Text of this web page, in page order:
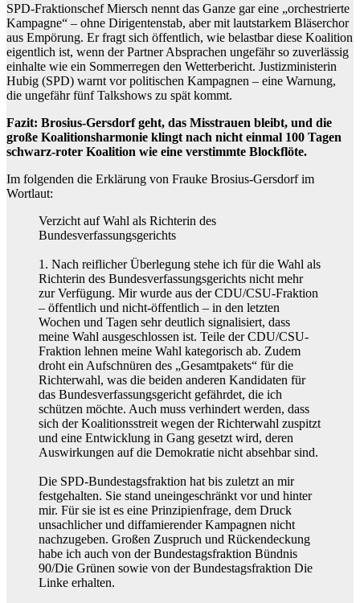
SPD-Fraktionschef Miersch nennt das Ganze gar eine „orchestrierte
Kampagne“ – ohne Dirigentenstab, aber mit lautstarkem Bläserchor
aus Empörung. Er fragt sich öffentlich, wie belastbar diese Koalition
eigentlich ist, wenn der Partner Absprachen ungefähr so zuverlässig
einhalte wie ein Sommerregen den Wetterbericht. Justizministerin
Hubig (SPD) warnt vor politischen Kampagnen – eine Warnung,
die ungefähr fünf Talkshows zu spät kommt.
Fazit: Brosius-Gersdorf geht, das Misstrauen bleibt, und die
große Koalitionsharmonie klingt nach nicht einmal 100 Tagen
schwarz-roter Koalition wie eine verstimmte Blockflöte.
Im folgenden die Erklärung von Frauke Brosius-Gersdorf im
Wortlaut:
Verzicht auf Wahl als Richterin des
Bundesverfassungsgerichts
1. Nach reiflicher Überlegung stehe ich für die Wahl als
Richterin des Bundesverfassungsgerichts nicht mehr
zur Verfügung. Mir wurde aus der CDU/CSU-Fraktion
– öffentlich und nicht-öffentlich – in den letzten
Wochen und Tagen sehr deutlich signalisiert, dass
meine Wahl ausgeschlossen ist. Teile der CDU/CSU-
Fraktion lehnen meine Wahl kategorisch ab. Zudem
droht ein Aufschnüren des „Gesamtpakets“ für die
Richterwahl, was die beiden anderen Kandidaten für
das Bundesverfassungsgericht gefährdet, die ich
schützen möchte. Auch muss verhindert werden, dass
sich der Koalitionsstreit wegen der Richterwahl zuspitzt
und eine Entwicklung in Gang gesetzt wird, deren
Auswirkungen auf die Demokratie nicht absehbar sind.
Die SPD-Bundestagsfraktion hat bis zuletzt an mir
festgehalten. Sie stand uneingeschränkt vor und hinter
mir. Für sie ist es eine Prinzipienfrage, dem Druck
unsachlicher und diffamierender Kampagnen nicht
nachzugeben. Großen Zuspruch und Rückendeckung
habe ich auch von der Bundestagsfraktion Bündnis
90/Die Grünen sowie von der Bundestagsfraktion Die
Linke erhalten.